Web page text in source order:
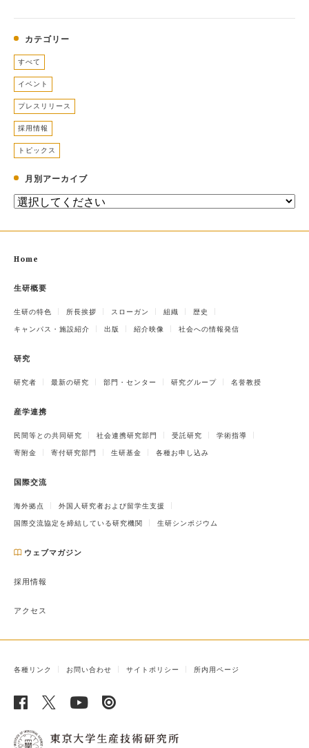
カテゴリー
すべて
イベント
プレスリリース
採用情報
トピックス
月別アーカイブ
Home
生研概要
生研の特色 所長挨拶 スローガン 組織 歴史
キャンパス・施設紹介 出版 紹介映像 社会への情報発信
研究
研究者 最新の研究 部門・センター 研究グループ 名誉教授
産学連携
民間等との共同研究 社会連携研究部門 受託研究 学術指導
寄附金 寄付研究部門 生研基金 各種お申し込み
国際交流
海外拠点 外国人研究者および留学生支援
国際交流協定を締結している研究機関 生研シンポジウム
ウェブマガジン
採用情報
アクセス
各種リンク お問い合わせ サイトポリシー 所内用ページ